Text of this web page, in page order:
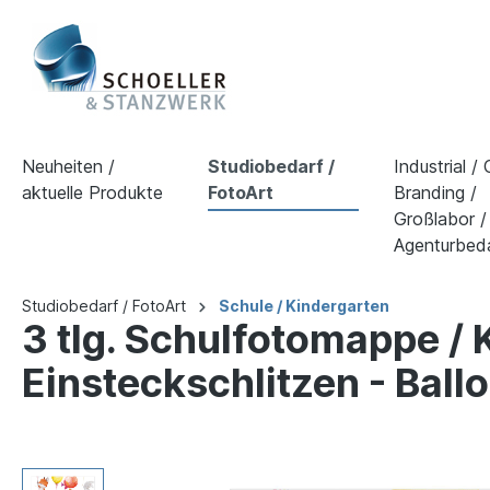
Neuheiten /
aktuelle Produkte
Studiobedarf /
FotoArt
Industrial /
Branding /
Großlabor /
Studiobedarf / FotoArt Schule / Kindergarten
3 tlg. Schulfotomappe /
Einsteckschlitzen -